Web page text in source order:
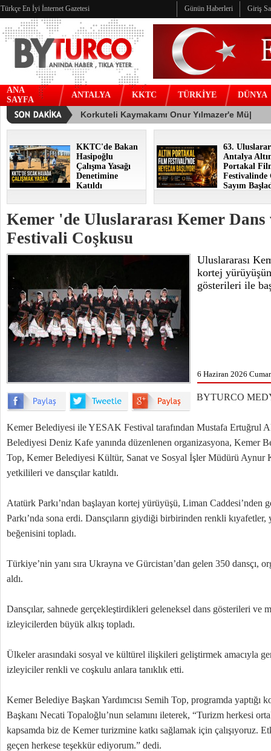
Türkçe En İyi İnternet Gazetesi Günün Haberleri Giriş
ANA
SAYFA
ANTALYA KKTC TÜRKİYE DÜNYA
KKTC'de Bakan
Hasipoğlu
Çalışma Yasağı
Denetimine
Katıldı
63.
Antalya
Portakal
Festivalinde
Sayım
Kemer 'de Uluslararası Kemer
Festivali Coşkusu
Uluslararası
kortej
gösterileri ile
6 Haziran 2026
BYTURCO
Kemer Belediyesi ile YESAK Festival tarafından Mustafa Ertuğrul
Belediyesi Deniz Kafe yanında düzenlenen organizasyona, Kemer
Top, Kemer Belediyesi Kültür, Sanat ve Sosyal İşler Müdürü
yetkilileri ve dansçılar katıldı.
Atatürk Parkı’ndan başlayan kortej yürüyüşü, Liman Caddesi’nden
Parkı’nda sona erdi. Dansçıların giydiği birbirinden renkli
beğenisini topladı.
Türkiye’nin yanı sıra Ukrayna ve Gürcistan’dan gelen 350 dansçı,
aldı.
Dansçılar, sahnede gerçekleştirdikleri geleneksel dans gösterileri ve
izleyicilerden büyük alkış topladı.
Ülkeler arasındaki sosyal ve kültürel ilişkileri geliştirmek amacıyla
izleyiciler renkli ve coşkulu anlara tanıklık etti.
Kemer Belediye Başkan Yardımcısı Semih Top, programda yaptığı
Başkanı Necati Topaloğlu’nun selamını ileterek, “Turizm herkesi
kapsamda biz de Kemer turizmine katkı sağlamak için çalışıyoruz.
geçen herkese teşekkür ediyorum.” dedi.